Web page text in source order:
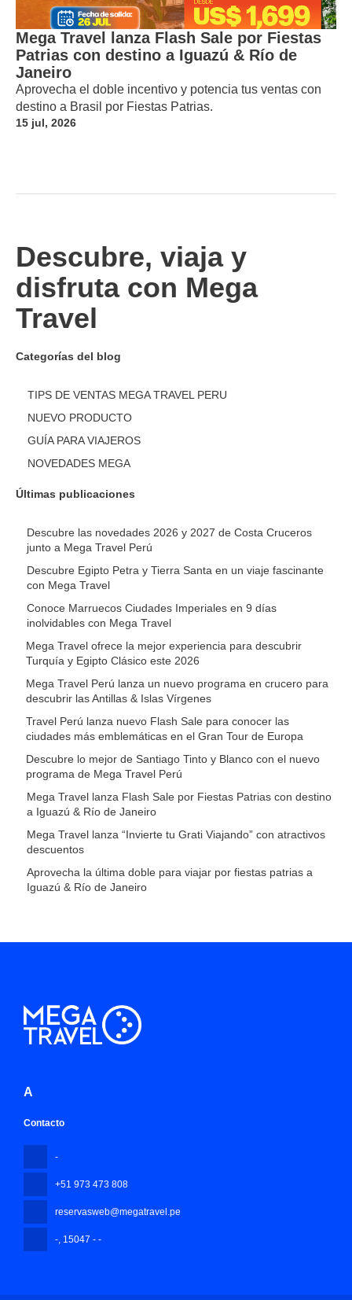
Mega Travel lanza Flash Sale por Fiestas
Patrias con destino a Iguazú & Río de
Janeiro
Aprovecha el doble incentivo y potencia tus ventas con
destino a Brasil por Fiestas Patrias.
15 jul, 2026
Descubre, viaja y
disfruta con Mega
Travel
Categorías del blog
TIPS DE VENTAS MEGA TRAVEL PERU
NUEVO PRODUCTO
GUÍA PARA VIAJEROS
NOVEDADES MEGA
Últimas publicaciones
Descubre las novedades 2026 y 2027 de Costa Cruceros
junto a Mega Travel Perú
Descubre Egipto Petra y Tierra Santa en un viaje fascinante
con Mega Travel
Conoce Marruecos Ciudades Imperiales en 9 días
inolvidables con Mega Travel
Mega Travel ofrece la mejor experiencia para descubrir
Turquía y Egipto Clásico este 2026
Mega Travel Perú lanza un nuevo programa en crucero para
descubrir las Antillas & Islas Vírgenes
Travel Perú lanza nuevo Flash Sale para conocer las
ciudades más emblemáticas en el Gran Tour de Europa
Descubre lo mejor de Santiago Tinto y Blanco con el nuevo
programa de Mega Travel Perú
Mega Travel lanza Flash Sale por Fiestas Patrias con destino
a Iguazú & Río de Janeiro
Mega Travel lanza “Invierte tu Grati Viajando” con atractivos
descuentos
Aprovecha la última doble para viajar por fiestas patrias a
Iguazú & Río de Janeiro
A
Contacto
-
+51 973 473 808
reservasweb@megatravel.pe
- , 15047 - -